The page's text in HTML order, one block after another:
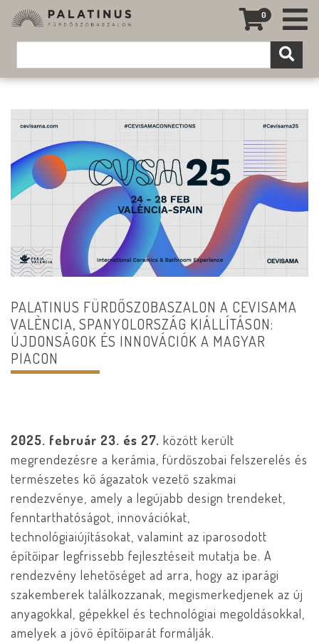
0
PALATINUS FÜRDŐSZOBASZALON A CEVISAMA
VALÈNCIA, SPANYOLORSZÁG KIÁLLÍTÁSON:
ÚJDONSÁGOK ÉS INNOVÁCIÓK A MAGYAR
PIACON
2025. február 23. és 27. között került
megrendezésre a kerámia, fürdőszobai felszerelés és
természetes kő ágazatok vezető szakmai
rendezvénye, amely a legújabb design trendeket,
fenntarthatóságot, innovációkat,
technológiaiújításokat, valamint az iparosodott
építőipar legfrissebb fejlesztéseit mutatja be. A
rendezvény lehetőséget ad arra, hogy az iparági
szakemberek találkozzanak, megismerkedjenek az új
anyagokkal, gépekkel és technológiai megoldásokkal,
amelyek a jövő építőiparát formálják.